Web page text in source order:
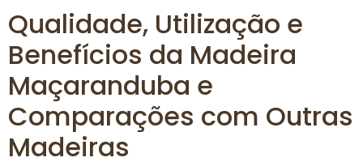
Qualidade, Utilização e
Benefícios da Madeira
Maçaranduba e
Comparações com Outras
Madeiras